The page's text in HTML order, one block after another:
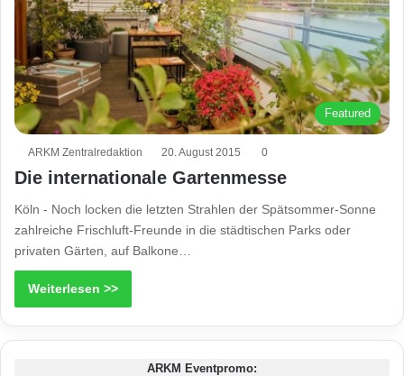
Featured
ARKM Zentralredaktion 20. August 2015 0
Die internationale Gartenmesse
Köln - Noch locken die letzten Strahlen der Spätsommer-Sonne
zahlreiche Frischluft-Freunde in die städtischen Parks oder
privaten Gärten, auf Balkone…
Weiterlesen >>
ARKM Eventpromo: